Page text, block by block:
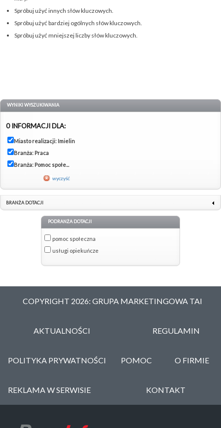
Spróbuj użyć innych słów kluczowych.
Spróbuj użyć bardziej ogólnych słów kluczowych.
Spróbuj użyć mniejszej liczby słów kluczowych.
WYNIKI WYSZUKIWANIA
0 INFORMACJI DLA:
Miasto realizacji: Imielin
Branża: Praca
Branża: Pomoc społe...
wyczyść
BRANŻA DOTACJI
PODRANŻA DOTACJI
pomoc społeczna
usługi opiekuńcze
COPYRIGHT 2026: GRUPA MARKETINGOWA TAI
AKTUALNOŚCI REGULAMIN
POLITYKA PRYWATNOŚCI POMOC O FIRMIE
REKLAMA W SERWISIE KONTAKT